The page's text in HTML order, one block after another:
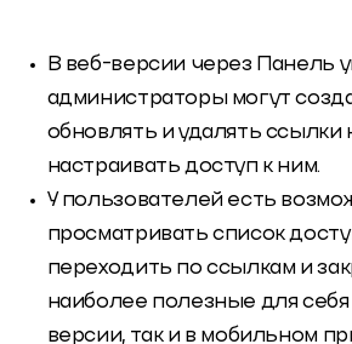
В веб-версии через Панель
администраторы могут
обновлять и удалять ссылки
настраивать доступ к ним.
У пользователей есть
просматривать список
переходить по ссылкам и
наиболее полезные для себя
версии, так и в мобильном